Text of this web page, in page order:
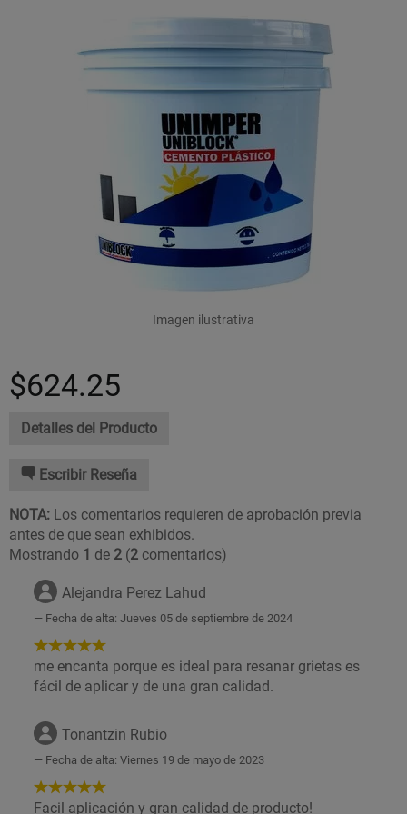
Imagen ilustrativa
$624.25
Detalles del Producto
Escribir Reseña
NOTA: Los comentarios requieren de aprobación previa
antes de que sean exhibidos.
Mostrando 1 de 2 (2 comentarios)
Alejandra Perez Lahud
Fecha de alta: Jueves 05 de septiembre de 2024
5
de
5
me encanta porque es ideal para resanar grietas es
fácil de aplicar y de una gran calidad.
Tonantzin Rubio
Fecha de alta: Viernes 19 de mayo de 2023
5
de
Facil aplicación y gran calidad de producto!